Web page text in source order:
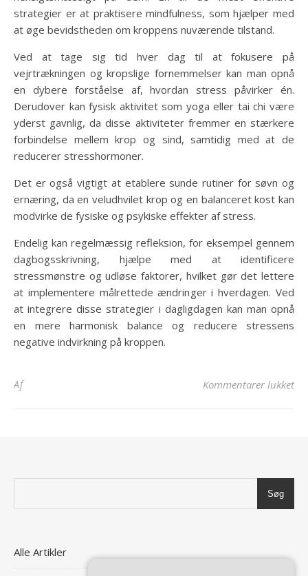
strategier er at praktisere mindfulness, som hjælper med
at øge bevidstheden om kroppens nuværende tilstand.
Ved at tage sig tid hver dag til at fokusere på
vejrtrækningen og kropslige fornemmelser kan man opnå
en dybere forståelse af, hvordan stress påvirker én.
Derudover kan fysisk aktivitet som yoga eller tai chi være
yderst gavnlig, da disse aktiviteter fremmer en stærkere
forbindelse mellem krop og sind, samtidig med at de
reducerer stresshormoner.
Det er også vigtigt at etablere sunde rutiner for søvn og
ernæring, da en veludhvilet krop og en balanceret kost kan
modvirke de fysiske og psykiske effekter af stress.
Endelig kan regelmæssig refleksion, for eksempel gennem
dagbogsskrivning, hjælpe med at identificere
stressmønstre og udløse faktorer, hvilket gør det lettere
at implementere målrettede ændringer i hverdagen. Ved
at integrere disse strategier i dagligdagen kan man opnå
en mere harmonisk balance og reducere stressens
negative indvirkning på kroppen.
Af Kommentarer lukkettil
Søg
Alle Artikler